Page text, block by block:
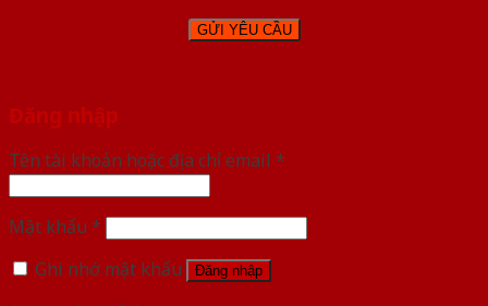
Đăng nhập
Tên tài khoản hoặc địa chỉ email *
Mật khẩu *
Ghi nhớ mật khẩu
Đăng nhập